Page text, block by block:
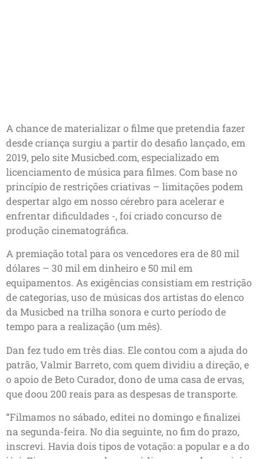
A chance de materializar o filme que pretendia fazer
desde criança surgiu a partir do desafio lançado, em
2019, pelo site Musicbed.com, especializado em
licenciamento de música para filmes. Com base no
princípio de restrições criativas – limitações podem
despertar algo em nosso cérebro para acelerar e
enfrentar dificuldades -, foi criado concurso de
produção cinematográfica.
A premiação total para os vencedores era de 80 mil
dólares – 30 mil em dinheiro e 50 mil em
equipamentos. As exigências consistiam em restrição
de categorias, uso de músicas dos artistas do elenco
da Musicbed na trilha sonora e curto período de
tempo para a realização (um mês).
Dan fez tudo em três dias. Ele contou com a ajuda do
patrão, Valmir Barreto, com quem dividiu a direção, e
o apoio de Beto Curador, dono de uma casa de ervas,
que doou 200 reais para as despesas de transporte.
“Filmamos no sábado, editei no domingo e finalizei
na segunda-feira. No dia seguinte, no fim do prazo,
inscrevi. Havia dois tipos de votação: a popular e a do